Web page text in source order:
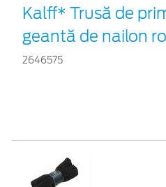
Kalff* Trusă de
geantă de nailon
2646575